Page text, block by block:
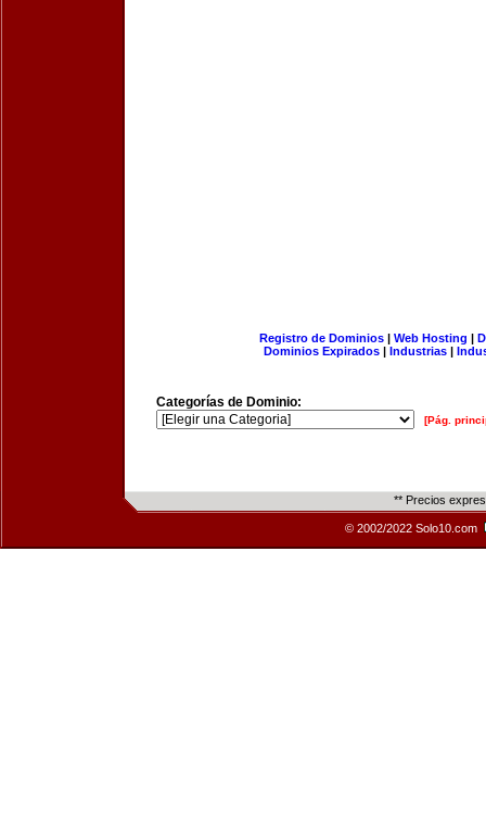
Registro de Dominios| Web Hosting |
Dominios Expirados | Industrias |
Categorías de Dominio:
[Pág.
** Precios
© 2002/2022 Solo10.com